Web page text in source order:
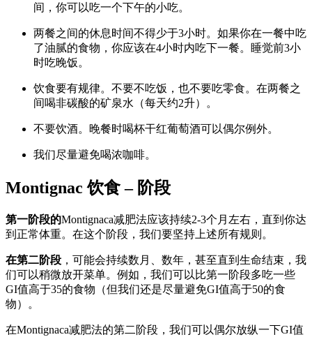
间，你可以吃一个下午的小吃。
两餐之间的休息时间不得少于3小时。如果你在一餐中吃
了油腻的食物，你应该在4小时内吃下一餐。睡觉前3小
时吃晚饭。
饮食要有规律。不要不吃饭，也不要吃零食。在两餐之
间喝非碳酸的矿泉水（每天约2升）。
不要饮酒。晚餐时喝杯干红葡萄酒可以偶尔例外。
我们尽量避免喝浓咖啡。
Montignac 饮食 – 阶段
第一阶段的Montignaca减肥法应该持续2-3个月左右，直到你达
到正常体重。在这个阶段，我们要坚持上述所有规则。
在第二阶段 ，可能会持续数月、数年，甚至直到生命结束，我
们可以稍微放开菜单。例如，我们可以比第一阶段多吃一些
GI值高于35的食物（但我们还是尽量避免GI值高于50的食
物）。
在Montignaca减肥法的第二阶段，我们可以偶尔放纵一下GI值